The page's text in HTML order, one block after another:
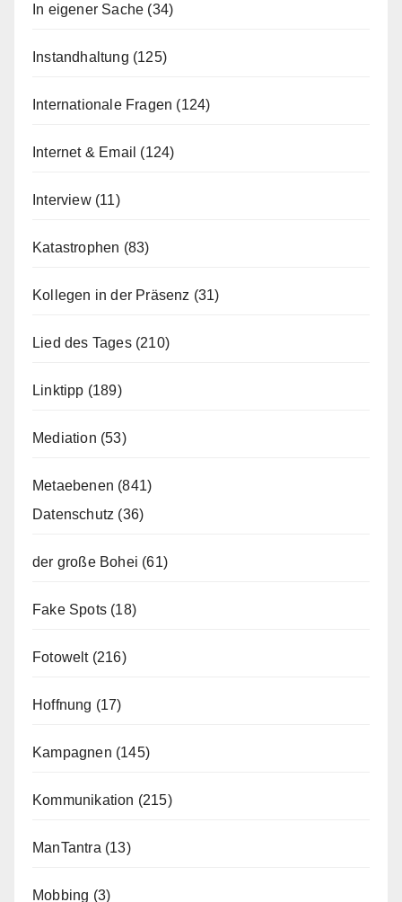
In eigener Sache (34)
Instandhaltung (125)
Internationale Fragen (124)
Internet & Email (124)
Interview(11)
Katastrophen (83)
Kollegen in der Präsenz (31)
Lied des Tages(210)
Linktipp (189)
Mediation (53)
Metaebenen (841)
Datenschutz (36)
der große Bohei (61)
Fake Spots (18)
Fotowelt(216)
Hoffnung (17)
Kampagnen (145)
Kommunikation (215)
ManTantra (13)
Mobbing (3)